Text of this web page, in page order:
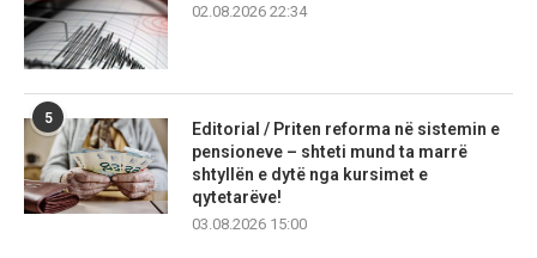
02.08.2026 22:34
5
Editorial / Priten reforma në sistemin e
pensioneve – shteti mund ta marrë
shtyllën e dytë nga kursimet e
qytetarëve!
03.08.2026 15:00